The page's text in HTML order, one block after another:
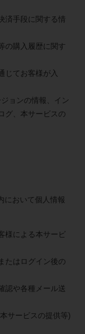
済手段に関する情
の購入履歴に関す
じてお客様が入
ョンの情報、イン
グ、本サービスの
において個人情報
様による本サービ
たはログイン後の
認や各種メール送
サービスの提供等)